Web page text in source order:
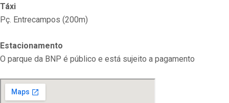
Táxi
Pç. Entrecampos (200m)
Estacionamento
O parque da BNP é público e está sujeito a pagamento